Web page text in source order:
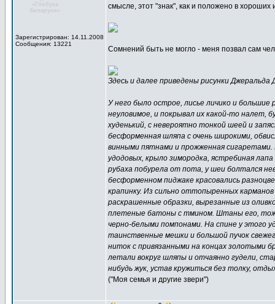
«Глобуса
Беларуси»
Зарегистрирован: 14.11.2008
Сообщения: 13221
смысле, этот "знак", как и положено в
Сомнений быть не могло - меня позвал сам
Здесь и далее приведены рисунки Джеральда
У него было острое, лисье личико и
неуловимое, и покрывал их какой-то налет,
худенький, с невероятно тонкой шеей и
бесформенная шляпа с очень широкими,
винными пятнами и прожженная
удодовых, крыло зимородка, ястребиная
рубаха побурела от пота, у шеи болтался
бесформенном пиджаке красовались
крапинку. Из сильно оттопыренных
раскрашенные образки, вырезанные из
плетеные батоны с тмином. Штаны его,
черно-белыми помпонами. На спине у этого
таинственные мешки и большой пучок
ниток с привязанными на концах золотыми
летали вокруг шляпы и отчаянно гудели,
нибудь жук, устав кружиться без толку,
("Моя семья и другие звери")